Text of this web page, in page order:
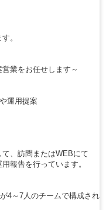
。
業をお任せします～
運用提案
、訪問またはWEBにて
報告を行っています。
4～7人のチームで構成され